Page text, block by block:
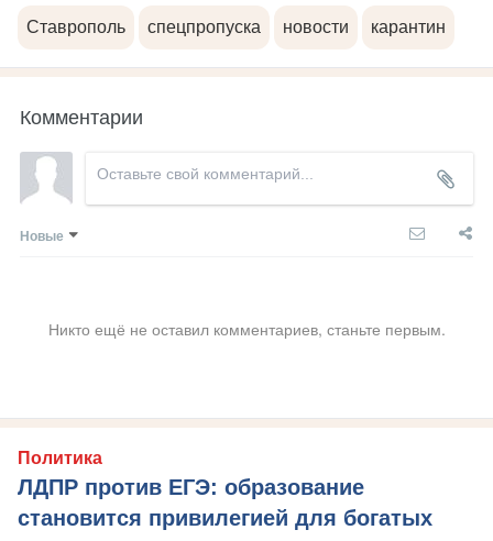
Ставрополь спецпропуска новости карантин
Комментарии
Новые
Никто ещё не оставил комментариев, станьте первым.
Политика
ЛДПР против ЕГЭ: образование
становится привилегией для богатых